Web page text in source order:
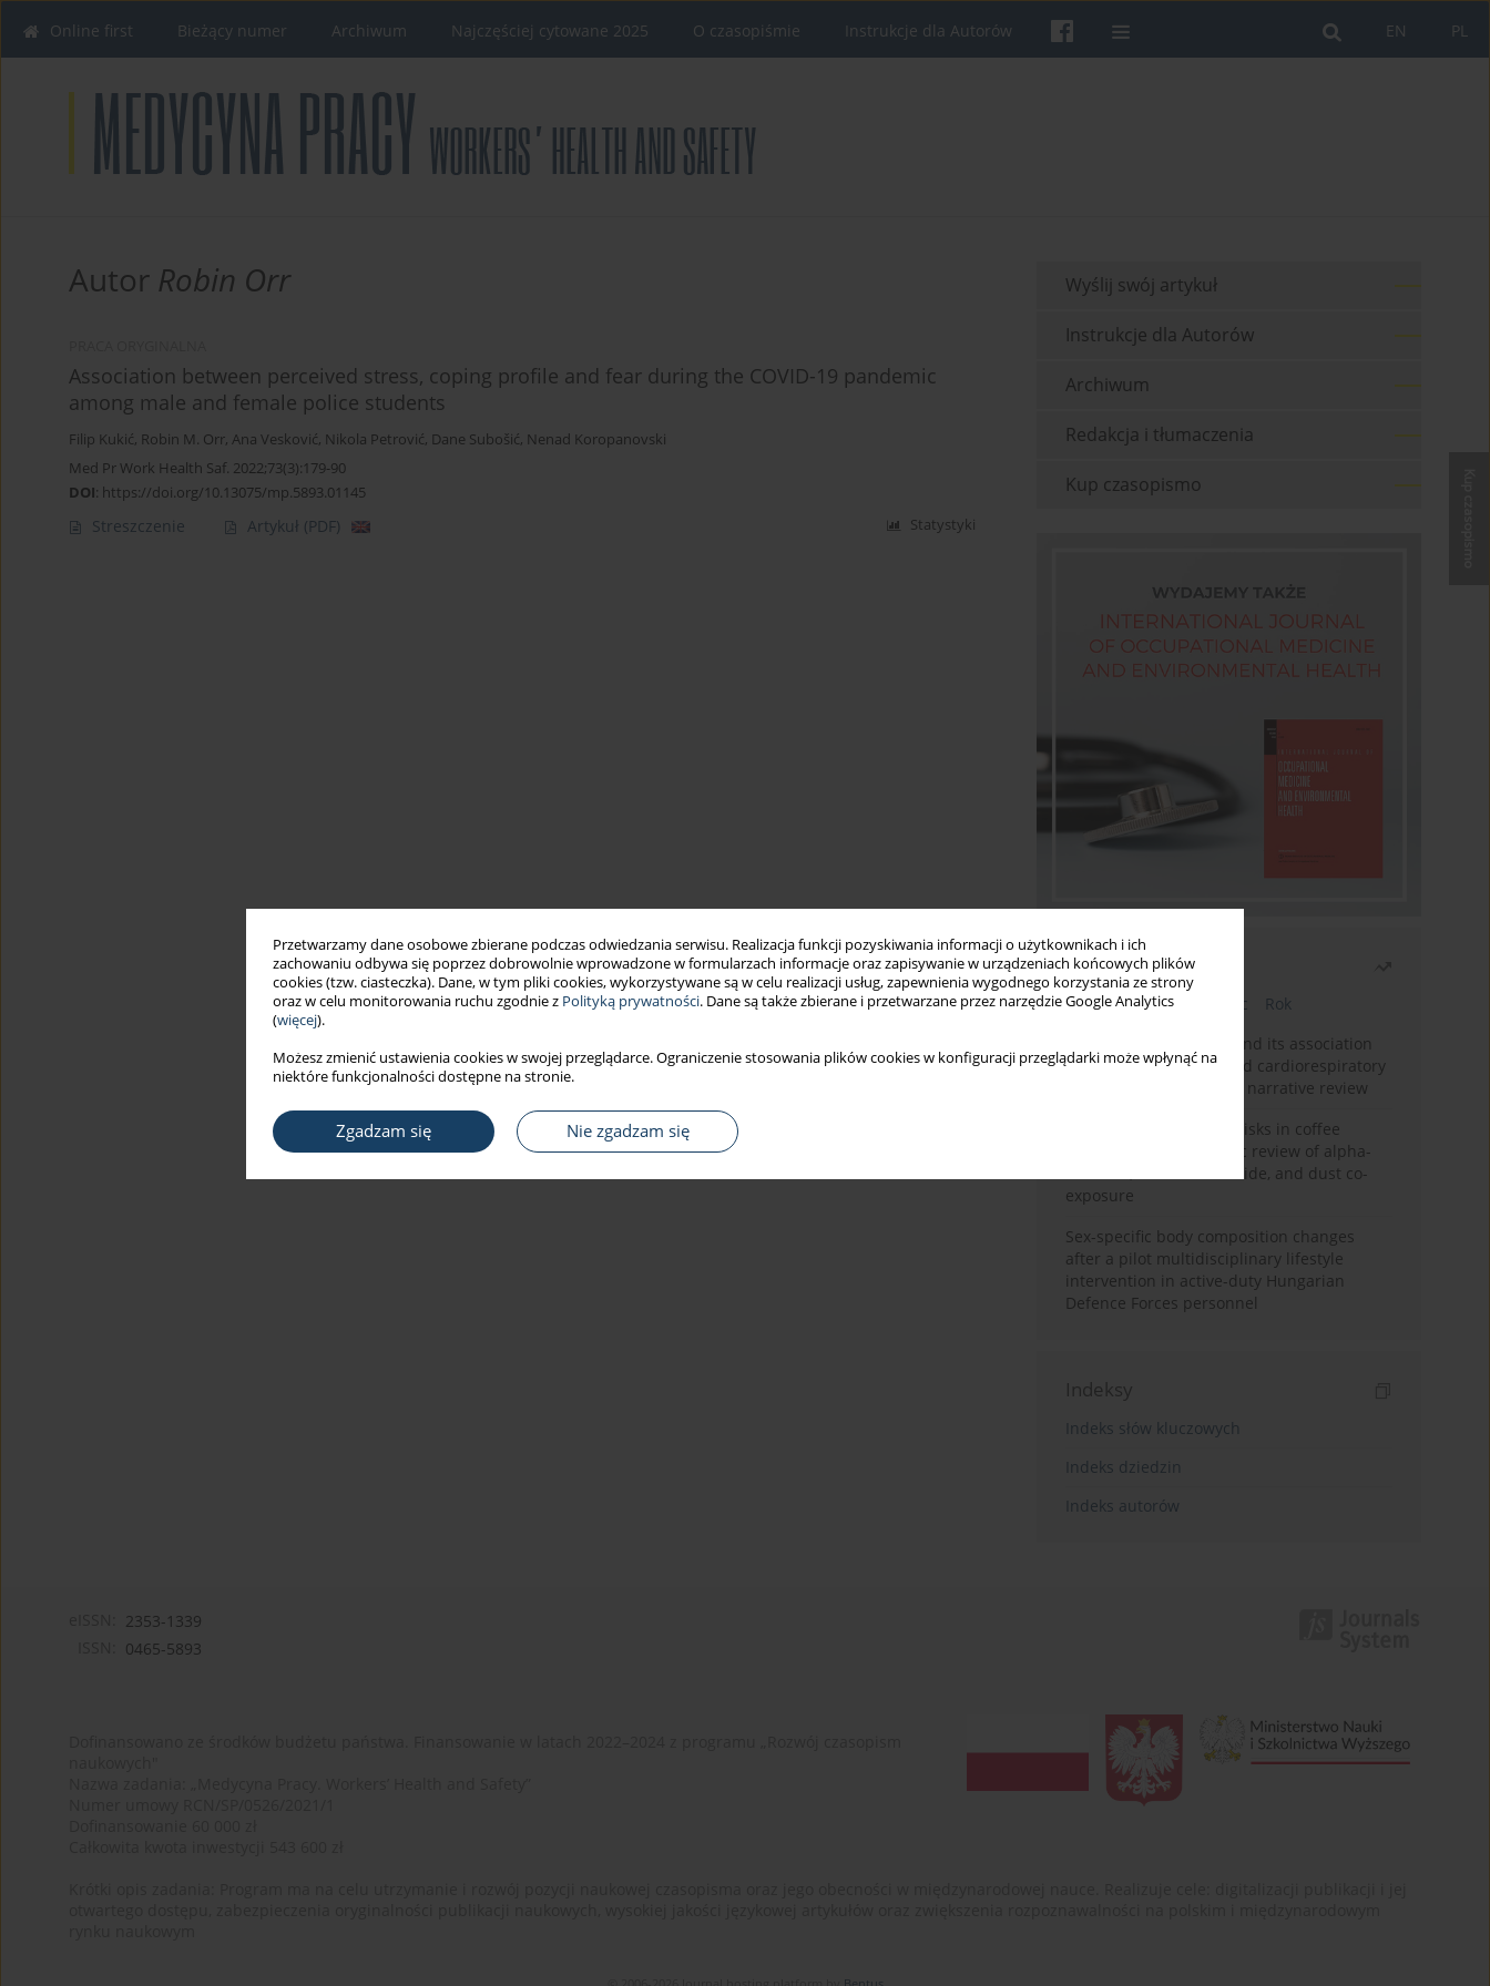
Przetwarzamy dane osobowe zbierane podczas odwiedzania serwisu. Realizacja funkcji pozyskiwania informacji o użytkownikach i ich
zachowaniu odbywa się poprzez dobrowolnie wprowadzone w formularzach informacje oraz zapisywanie w urządzeniach końcowych plików
cookies (tzw. ciasteczka). Dane, w tym pliki cookies, wykorzystywane są w celu realizacji usług, zapewnienia wygodnego korzystania ze strony
oraz w celu monitorowania ruchu zgodnie z Polityką prywatności. Dane są także zbierane i przetwarzane przez narzędzie Google Analytics
(więcej).
Możesz zmienić ustawienia cookies w swojej przeglądarce. Ograniczenie stosowania plików cookies w konfiguracji przeglądarki może wpłynąć na
niektóre funkcjonalności dostępne na stronie.
Zgadzam się Nie zgadzam się
PL
EN
Online first Bieżący numer Archiwum Najczęściej cytowane 2025 O czasopiśmie Instrukcje dla Autorów
Autor Robin Orr
Association between perceived stress, coping profile and fear during the COVID-19 pandemic
among male and female police students
Filip Kukić, Robin M. Orr, Ana Vesković, Nikola Petrović, Dane Subošić, Nenad Koropanovski
Med Pr Work Health Saf. 2022;73(3):179-90
DOI: https://doi.org/10.13075/mp.5893.01145
Streszczenie Artykuł (PDF) Statystyki
Wyślij swój artykuł
Instrukcje dla Autorów
Archiwum
Redakcja i tłumaczenia
Kup czasopismo
Najczęściej czytane
Bieżący numer Miesiąc
Rok
Occupational burnout and its association
with physical activity and cardiorespiratory
fitness among nurses: a narrative review
Synergistic respiratory risks in coffee
processing: a systematic review of alpha-
diketone, carbon monoxide, and dust co-
exposure
Sex-specific body composition changes
after a pilot multidisciplinary lifestyle
intervention in active-duty Hungarian
Defence Forces personnel
Indeksy
Indeks słów kluczowych
Indeks dziedzin
Indeks autorów
2353-1339
0465-5893